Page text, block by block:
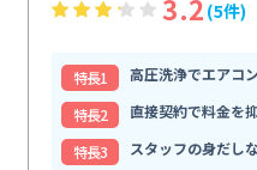
3.2 (5件)
特⻑1
高圧洗浄でエアコ
特⻑2
直接契約で料金を
特⻑3
スタッフの身だし